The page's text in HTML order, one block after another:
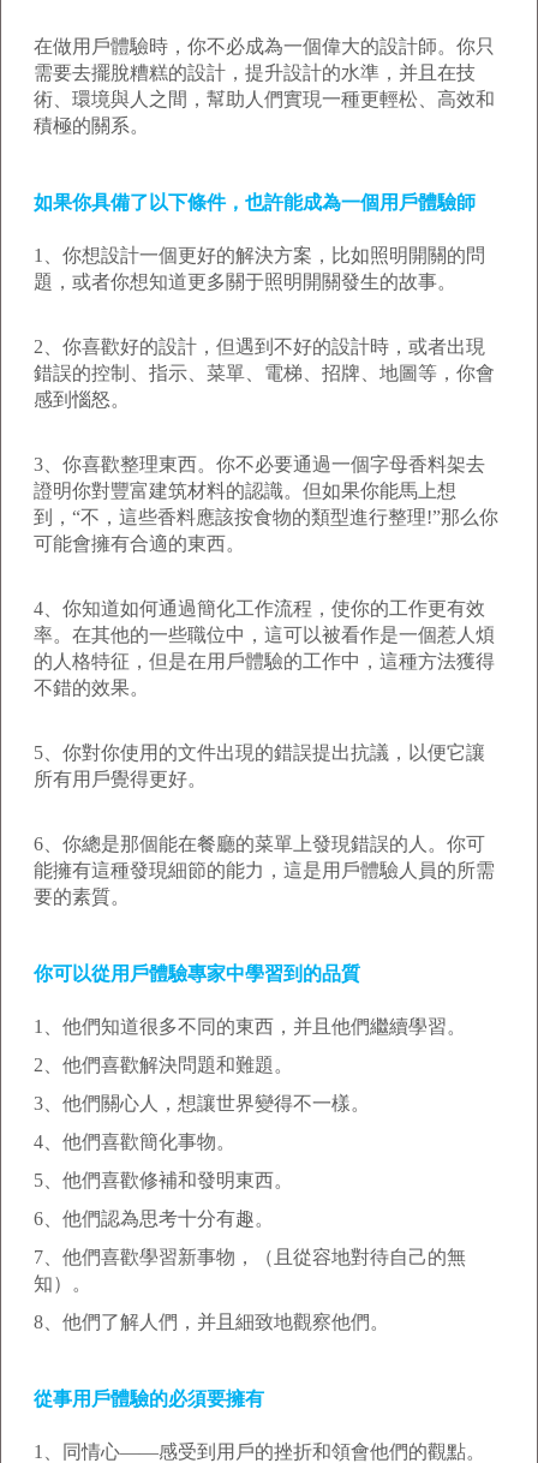
在做用戶體驗時，你不必成為一個偉大的設計師。你只
需要去擺脫糟糕的設計，提升設計的水準，并且在技
術、環境與人之間，幫助人們實現一種更輕松、高效和
積極的關系。
如果你具備了以下條件，也許能成為一個用戶體驗師
1、你想設計一個更好的解決方案，比如照明開關的問
題，或者你想知道更多關于照明開關發生的故事。
2、你喜歡好的設計，但遇到不好的設計時，或者出現
錯誤的控制、指示、菜單、電梯、招牌、地圖等，你會
感到惱怒。
3、你喜歡整理東西。你不必要通過一個字母香料架去
證明你對豐富建筑材料的認識。但如果你能馬上想
到，“不，這些香料應該按食物的類型進行整理!”那么你
可能會擁有合適的東西。
4、你知道如何通過簡化工作流程，使你的工作更有效
率。在其他的一些職位中，這可以被看作是一個惹人煩
的人格特征，但是在用戶體驗的工作中，這種方法獲得
不錯的效果。
5、你對你使用的文件出現的錯誤提出抗議，以便它讓
所有用戶覺得更好。
6、你總是那個能在餐廳的菜單上發現錯誤的人。你可
能擁有這種發現細節的能力，這是用戶體驗人員的所需
要的素質。
你可以從用戶體驗專家中學習到的品質
1、他們知道很多不同的東西，并且他們繼續學習。
2、他們喜歡解決問題和難題。
3、他們關心人，想讓世界變得不一樣。
4、他們喜歡簡化事物。
5、他們喜歡修補和發明東西。
6、他們認為思考十分有趣。
7、他們喜歡學習新事物，（且從容地對待自己的無
知）。
8、他們了解人們，并且細致地觀察他們。
從事用戶體驗的必須要擁有
1、同情心——感受到用戶的挫折和領會他們的觀點。